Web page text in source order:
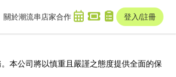
關於潮流串 店家合作 登入/註冊
本公司將以慎重且嚴謹之態度提供全面的保